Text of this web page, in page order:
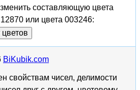
составляющую цвета
или цвета 003246:
цветов
BiKubik.com
свойствам чисел, делимости